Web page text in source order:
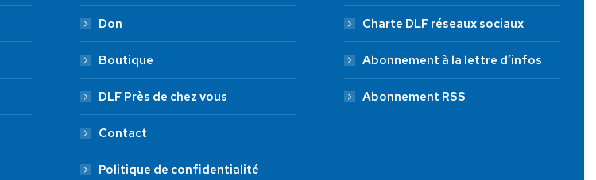
Don
Boutique
DLF Près de chez vous
Contact
Politique de confidentialité
Charte DLF réseaux sociaux
Abonnement à la lettre d’infos
Abonnement RSS